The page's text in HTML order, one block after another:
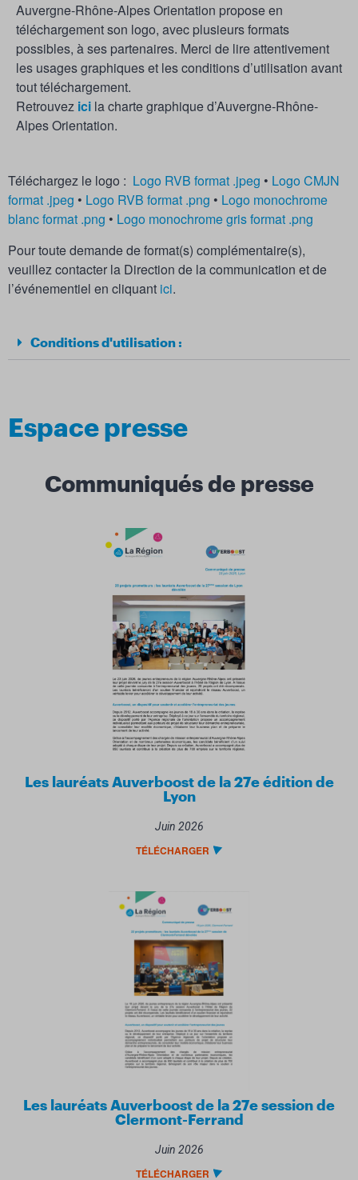
Auvergne-Rhône-Alpes Orientation propose en
téléchargement son logo, avec plusieurs formats
possibles, à ses partenaires. Merci de lire attentivement
les usages graphiques et les conditions d’utilisation avant
tout téléchargement.
Retrouvez ici la charte graphique d’Auvergne-Rhône-
Alpes Orientation.
Téléchargez le logo : Logo RVB format .jpeg • Logo CMJN
format .jpeg • Logo RVB format .png • Logo monochrome
blanc format .png • Logo monochrome gris format .png
Pour toute demande de format(s) complémentaire(s),
veuillez contacter la Direction de la communication et de
l’événementiel en cliquant ici.
Conditions d'utilisation :
Espace presse
Communiqués de presse
Les lauréats Auverboost de la 27e édition de
Lyon
Juin 2026
TÉLÉCHARGER
Les lauréats Auverboost de la 27e session de
Clermont-Ferrand
Juin 2026
TÉLÉCHARGER